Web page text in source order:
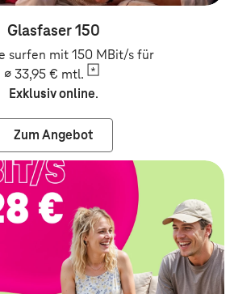
Glasfaser 150
surfen mit 150 MBit/s für
∅ 33,95 € mtl.
Exklusiv online.
Zum Angebot
Zum Angebot: